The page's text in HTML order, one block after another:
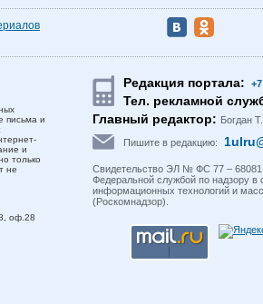
письма и
и
только
не
оф.28
Редакция портала:
Тел. рекламной
Главный редактор: Богдан
Пишите в редакцию:
Свидетельство ЭЛ № ФС 77 – 68081
Федеральной службой по надзору в
информационных технологий и
(Роскомнадзор).